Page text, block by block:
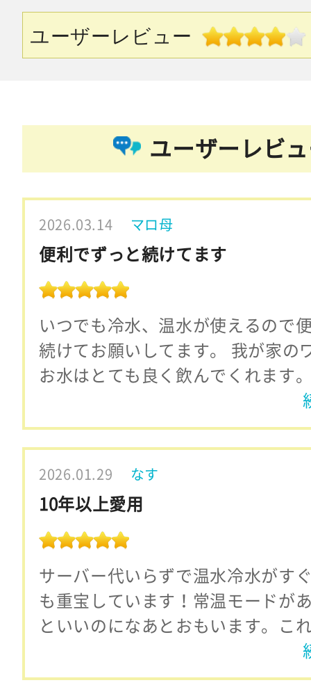
ユーザーレビュー
ユーザーレビ
2026.03.14 マロ母
便利でずっと続けてます
いつでも冷水、温水が使えるので
続けてお願いしてます。 我が家の
お水はとても良く飲んでくれます
2026.01.29 なす
10年以上愛用
サーバー代いらずで温水冷水がす
も重宝しています！常温モードが
といいのになあとおもいます。こ